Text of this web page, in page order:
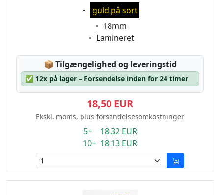
Eigenschaft:
guld på sort
Eigenschaft:
18mm
Eigenschaft:
Lamineret
📦 Lagerstatus:
Tilgængelighed og leveringstid
✅ 12x på lager – Forsendelse inden for 24 timer
18,50 EUR
Ekskl. moms, plus forsendelsesomkostninger
5+ 18.32 EUR
10+ 18.13 EUR